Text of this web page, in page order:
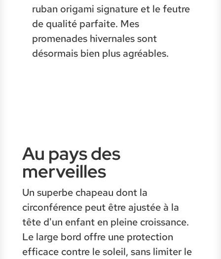
ruban origami signature et le feutre
de qualité parfaite. Mes
promenades hivernales sont
désormais bien plus agréables.
Au pays des
merveilles
Un superbe chapeau dont la
circonférence peut être ajustée à la
tête d'un enfant en pleine croissance.
Le large bord offre une protection
efficace contre le soleil, sans limiter le